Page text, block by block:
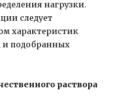
нагрузки.
следует
характеристик
и подобранных
раствора